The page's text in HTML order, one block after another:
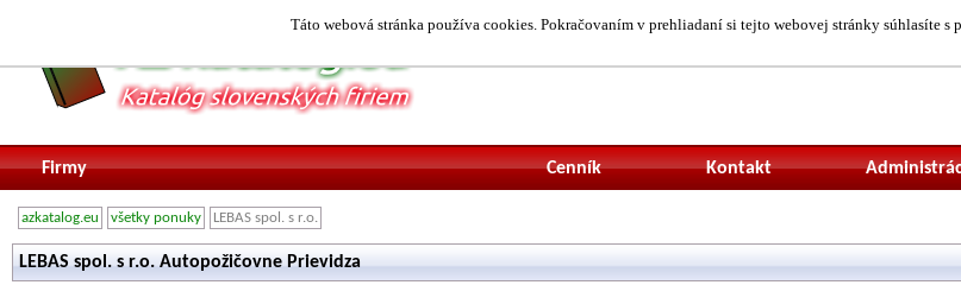
Táto webová stránka používa cookies. Pokračovaním v prehliadaní si tejto webovej stránky súhlasíte s
Firmy Kontakt
Cenník
azkatalog.eu všetky ponuky LEBAS spol. s r.o.
LEBAS spol. s r.o. Autopožičovne Prievidza